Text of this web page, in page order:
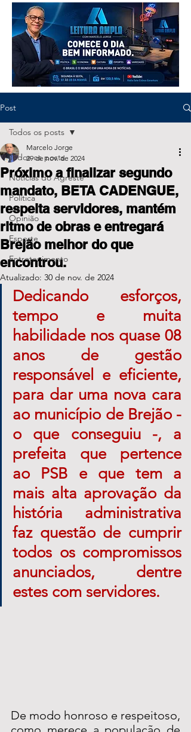
Post
Todos os posts
Notícias do Agreste
Política
Opinião
Esporte
Entretenimento
Todos os posts
Próximo a finalizar segundo
mandato, BETA CADENGUE,
respeita servidores, mantém
ritmo de obras e entregará
Brejão melhor do que
encontrou.
Marcelo Jorge
29 de nov. de 2024
Atualizado: 30 de nov. de 2024
Dedicando esforços,
tempo e muita
habilidade nos quase 08
anos de gestão
responsável e eficiente,
para dar uma nova cara
ao município de Brejão -
o que conseguiu -, a
prefeita que pertence
ao PSB e que tem a
mais alta aprovação da
história administrativa
faz questão de cumprir
todos os compromissos
anunciados, dentre
estes com servidores.
De modo honroso e respeitoso,